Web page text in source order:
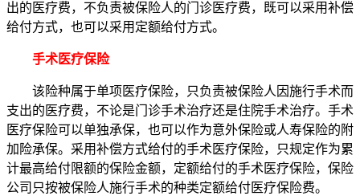
出的医疗费，不负责被保险人的门诊医疗费，既可以采用补偿
给付方式，也可以采用定额给付方式。
手术医疗保险
该险种属于单项医疗保险，只负责被保险人因施行手术而
支出的医疗费，不论是门诊手术治疗还是住院手术治疗。手术
医疗保险可以单独承保，也可以作为意外保险或人寿保险的附
加险承保。采用补偿方式给付的手术医疗保险，只规定作为累
计最高给付限额的保险金额，定额给付的手术医疗保险，保险
公司只按被保险人施行手术的种类定额给付医疗保险费。